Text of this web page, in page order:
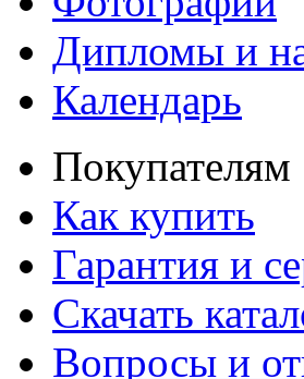
Дипломы и
Календарь
Покупателям
Как купить
Гарантия и
Скачать
Вопросы и